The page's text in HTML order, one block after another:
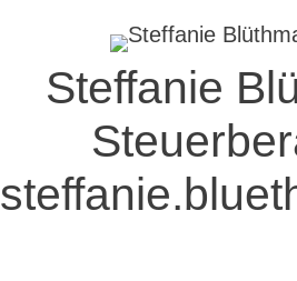
Steffanie